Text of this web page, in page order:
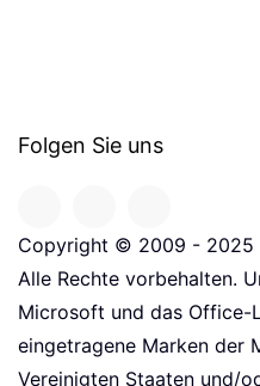
Folgen Sie uns
Copyright © 2009 - 2025
Alle Rechte vorbehalten.
Microsoft und das Office-
eingetragene Marken der
Vereinigten Staaten und/